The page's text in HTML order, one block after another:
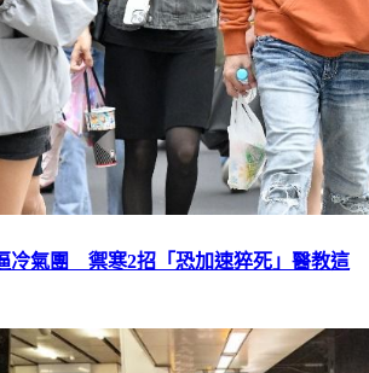
冷氣團 禦寒2招「恐加速猝死」醫教這